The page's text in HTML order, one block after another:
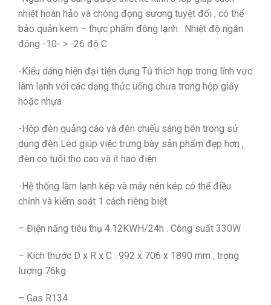
nhiệt hoàn hảo và chóng đọng sương tuyệt đối , có thể
bảo quản kem – thực phẩm đông lạnh . Nhiệt độ ngăn
đông -10- > -26 độ C
-Kiểu dáng hiện đại tiện dụng.Tủ thích hợp trong lĩnh vực
làm lạnh với các dạng thức uống chưa trong hộp giấy
hoặc nhựa
-Hộp đèn quảng cáo và đèn chiếu sáng bên trong sử
dụng đèn Led giúp việc trưng bày sản phẩm đẹp hơn ,
đèn có tuổi thọ cao và ít hao điện
-Hệ thống làm lạnh kép và máy nén kép có thể điều
chỉnh và kiểm soát 1 cách riêng biệt
– Điện năng tiêu thụ 4.12KWH/24h . Công suất 330W
– Kích thước D x R x C : 992 x 706 x 1890 mm , trọng
lượng 76kg
– Gas R134